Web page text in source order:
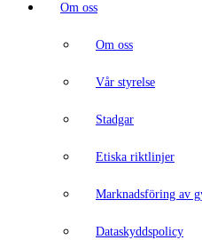
Om oss
Om oss
Vår styrelse
Stadgar
Etiska riktlinjer
Marknadsföring av
Dataskyddspolicy